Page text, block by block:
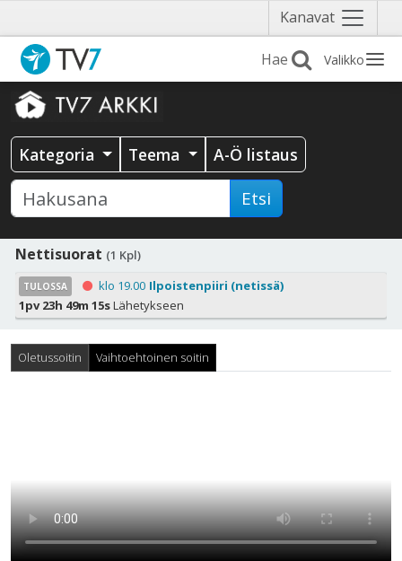
Kanavat Näytä
valikko
Valikko
Kategoria Teema A-Ö listaus
Etsi
Nettisuorat (1 Kpl)
TULOSSA klo 19.00 Ilpoistenpiiri (netissä)
1pv 23h 49m 14sLähetykseen
Oletussoitin Vaihtoehtoinen soitin